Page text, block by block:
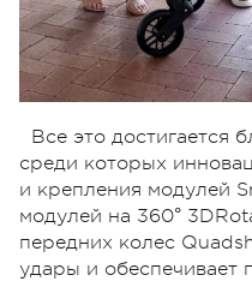
Все это достигается
среди которых
и крепления модулей
модулей на 360°
передних колес
удары и обеспечивает